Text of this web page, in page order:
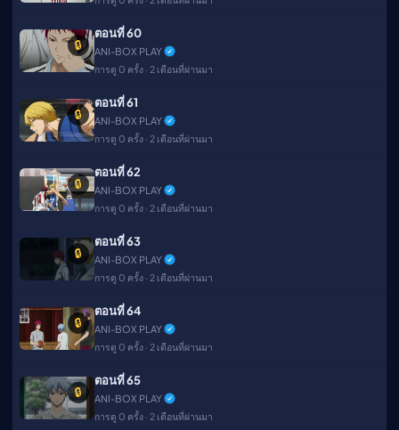
🔒
ตอนที่ 60
ANI-BOX PLAY
การดู 0 ครั้ง · 2 เดือนที่ผ่านมา
🔒
ตอนที่ 61
ANI-BOX PLAY
การดู 0 ครั้ง · 2 เดือนที่ผ่านมา
🔒
ตอนที่ 62
ANI-BOX PLAY
การดู 0 ครั้ง · 2 เดือนที่ผ่านมา
🔒
ตอนที่ 63
ANI-BOX PLAY
การดู 0 ครั้ง · 2 เดือนที่ผ่านมา
🔒
ตอนที่ 64
ANI-BOX PLAY
การดู 0 ครั้ง · 2 เดือนที่ผ่านมา
🔒
ตอนที่ 65
ANI-BOX PLAY
การดู 0 ครั้ง · 2 เดือนที่ผ่านมา